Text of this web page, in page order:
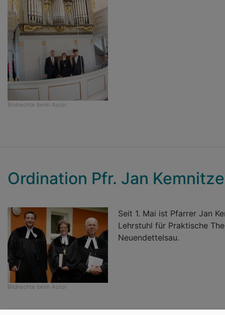
Bildrechte beim Autor
Ordination Pfr. Jan
Bildrechte beim Autor
Seit 1. Mai ist Pfarrer Jan
Lehrstuhl für Praktische
Neuendettelsau.